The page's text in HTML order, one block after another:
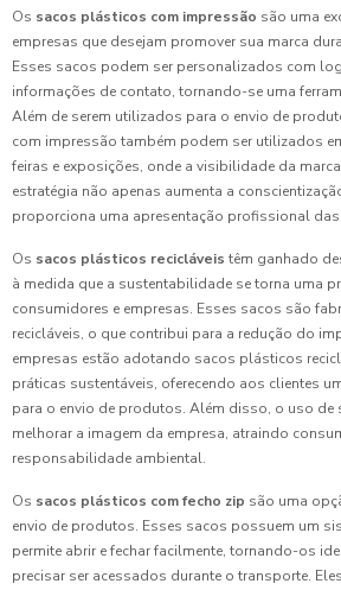
Os sacos plásticos com impressão são uma
empresas que desejam promover sua marca
Esses sacos podem ser personalizados com
informações de contato, tornando-se uma
Além de serem utilizados para o envio de
com impressão também podem ser utilizados
feiras e exposições, onde a visibilidade da
estratégia não apenas aumenta a
proporciona uma apresentação profissional das
Os sacos plásticos recicláveis têm ganhado
à medida que a sustentabilidade se torna uma
consumidores e empresas. Esses sacos são
recicláveis, o que contribui para a redução do
empresas estão adotando sacos plásticos
práticas sustentáveis, oferecendo aos clientes
para o envio de produtos. Além disso, o uso de
melhorar a imagem da empresa, atraindo
responsabilidade ambiental.
Os sacos plásticos com fecho zip são uma
envio de produtos. Esses sacos possuem um
permite abrir e fechar facilmente, tornando-os
precisar ser acessados durante o transporte.